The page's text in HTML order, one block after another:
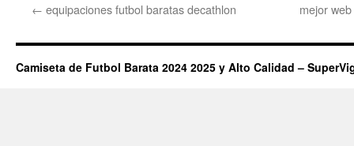
← equipaciones futbol baratas decathlon mejor
Camiseta de Futbol Barata 2024 2025 y Alto Calidad –